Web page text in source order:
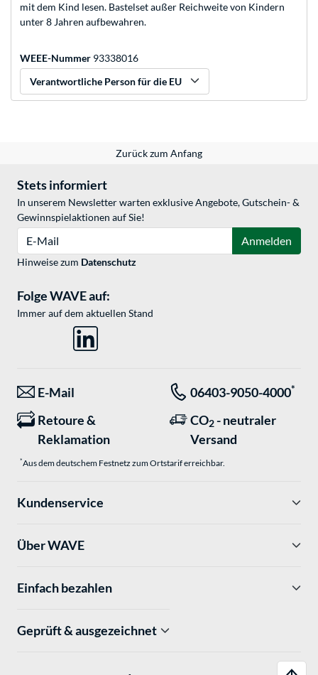
mit dem Kind lesen. Bastelset außer Reichweite von Kindern
unter 8 Jahren aufbewahren.
WEEE-Nummer 93338016
Verantwortliche Person für die EU
Zurück zum Anfang
Stets informiert
In unserem Newsletter warten exklusive Angebote, Gutschein- &
Gewinnspielaktionen auf Sie!
Anmelden
Hinweise zum Datenschutz
Folge WAVE auf:
Immer auf dem aktuellen Stand
E-Mail 06403-9050-4000*
Retoure &
Reklamation
CO2 - neutraler
Versand
*Aus dem deutschem Festnetz zum Ortstarif erreichbar.
Kundenservice
Über WAVE
Einfach bezahlen
Geprüft & ausgezeichnet